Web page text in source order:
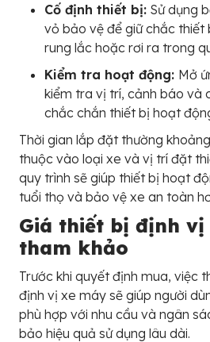
Cố định thiết bị: Sử dụng
vỏ bảo vệ để giữ chắc thiết
rung lắc hoặc rơi ra trong
Kiểm tra hoạt động: Mở
kiểm tra vị trí, cảnh báo và
chắc chắn thiết bị hoạt
Thời gian lắp đặt thường
thuộc vào loại xe và vị trí đặt
quy trình sẽ giúp thiết bị hoạt
tuổi thọ và bảo vệ xe an toàn
Giá thiết bị định vị
tham khảo
Trước khi quyết định mua, việc
định vị xe máy sẽ giúp người
phù hợp với nhu cầu và ngân
bảo hiệu quả sử dụng lâu dài.